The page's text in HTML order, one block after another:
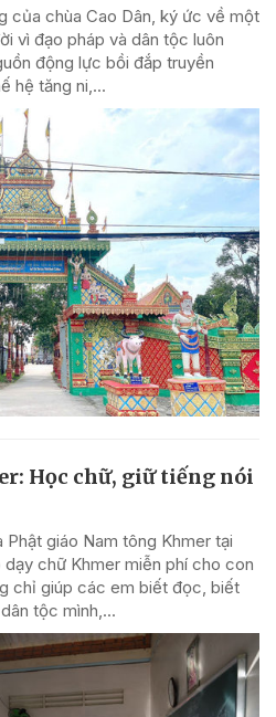
của chùa Cao Dân, ký ức về một
vì đạo pháp và dân tộc luôn
động lực bồi đắp truyền
hệ tăng ni,...
Học chữ, giữ tiếng nói
giáo Nam tông Khmer tại
chữ Khmer miễn phí cho con
chỉ giúp các em biết đọc, biết
tộc mình,...